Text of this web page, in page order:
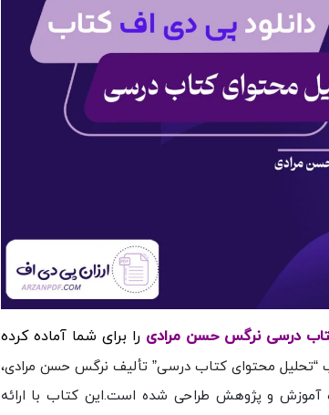
را برای شما آماده کرده
“تحلیل محتوای کتاب درسی” تألیف نرگس حسن مرادی،
آموزش و پژوهش طراحی شده است.این کتاب با ارائه